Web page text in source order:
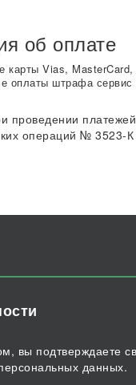
об оплате
карты Vias,
оплаты штрафа
проведении
операций № 3523-
вы подтверждаете
данных.